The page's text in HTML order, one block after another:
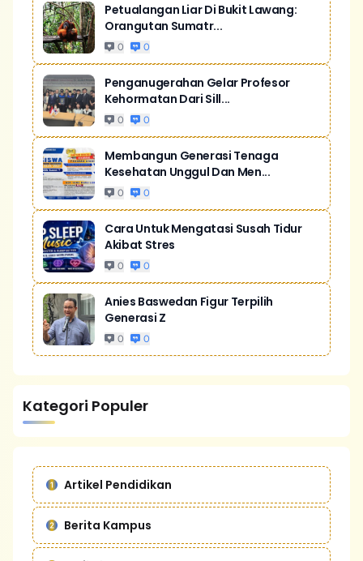
Petualangan Liar Di Bukit Lawang:
Orangutan Sumatr...
0 0
Penganugerahan Gelar Profesor
Kehormatan Dari Sill...
0 0
Membangun Generasi Tenaga
Kesehatan Unggul Dan Men...
0 0
Cara Untuk Mengatasi Susah Tidur
Akibat Stres
0 0
Anies Baswedan Figur Terpilih
Generasi Z
0 0
Kategori Populer
Artikel Pendidikan
Berita Kampus